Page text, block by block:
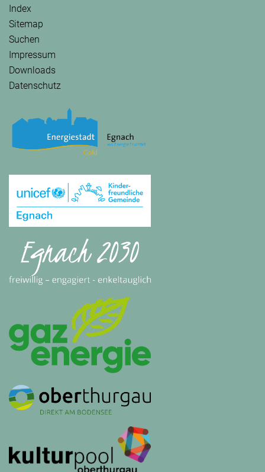
Index
Sitemap
Suchen
Impressum
Downloads
Datenschutz